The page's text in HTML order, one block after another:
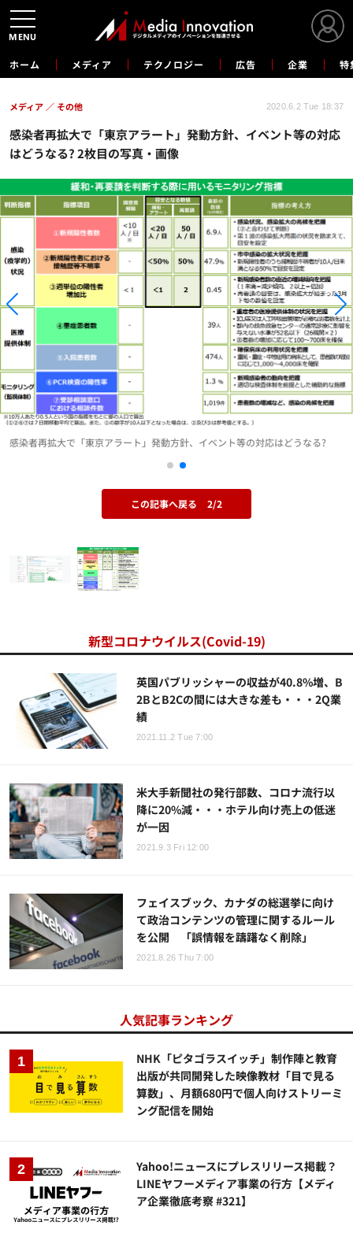
ホーム メディア テクノロジー 広告 企業 特
感染者再拡大で「東京アラート」発動方針、イベント等の対応
はどうなる? 2枚目の写真・画像
メディア その他 2020.6.2 Tue 18:37
感染者再拡大で「東京アラート」発動方針、イベント等の対応はどうなる?
この記事へ戻る 2/2
新型コロナウイルス(Covid-19)
英国パブリッシャーの収益が40.8%増、B
2BとB2Cの間には大きな差も・・・2Q業
績
2021.11.2 Tue 7:00
米大手新聞社の発行部数、コロナ流行以
降に20%減・・・ホテル向け売上の低迷
が一因
2021.9.3 Fri 12:00
フェイスブック、カナダの総選挙に向け
て政治コンテンツの管理に関するルール
を公開 「誤情報を躊躇なく削除」
2021.8.26 Thu 7:00
人気記事ランキング
NHK「ピタゴラスイッチ」制作陣と教育
出版が共同開発した映像教材「目で見る
算数」、月額680円で個人向けストリーミ
ング配信を開始
Yahoo!ニュースにプレスリリース掲載？
LINEヤフーメディア事業の行方【メディ
ア企業徹底考察 #321】
MENU